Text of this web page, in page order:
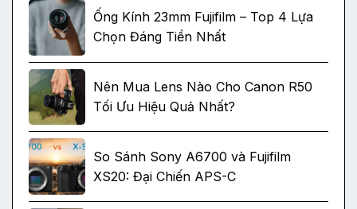
Ống Kính 23mm Fujifilm – Top 4 Lựa
Chọn Đáng Tiền Nhất
Nên Mua Lens Nào Cho Canon R50
Tối Ưu Hiệu Quả Nhất?
So Sánh Sony A6700 và Fujifilm
XS20: Đại Chiến APS-C